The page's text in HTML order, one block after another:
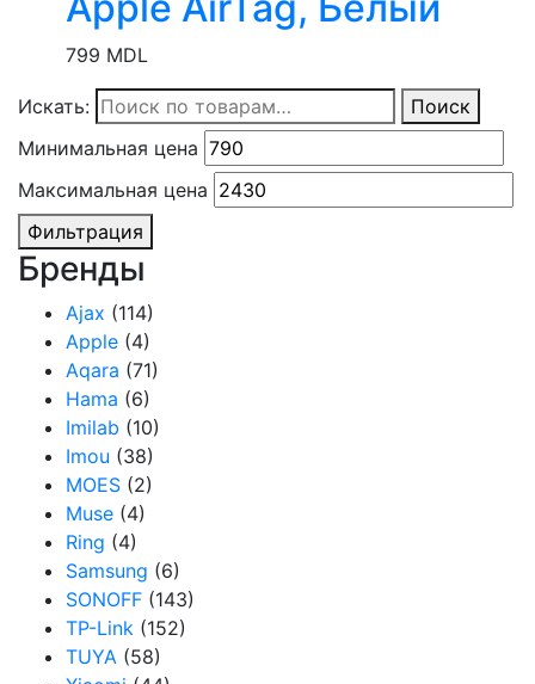
799 MDL
Искать:
Поиск
Минимальная цена
Максимальная цена
Фильтрация
Бренды
Ajax (114)
Apple (4)
Aqara (71)
Hama (6)
Imilab (10)
Imou (38)
MOES (2)
Muse (4)
Ring (4)
Samsung (6)
SONOFF (143)
TP-Link (152)
TUYA (58)